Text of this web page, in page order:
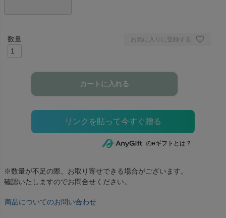
お気に入りに登録する
カートに入れる
のeギフトとは？
※数量が不足の際、お取り寄せできる場合がございます。
確認いたしますのでお問合せください。
商品についてのお問い合わせ